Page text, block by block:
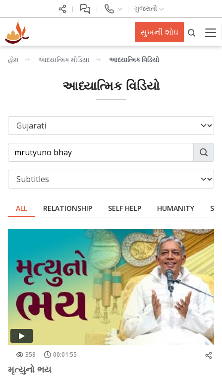
ગુજરાતી
સુખની શોધ
હોમ આધ્યાત્મિક મીડિયા આધ્યાત્મિક વિડિયો
આધ્યાત્મિક વિડિયો
ALL RELATIONSHIP SELF HELP HUMANITY
358 00:01:55
મૃત્યુનો ભય